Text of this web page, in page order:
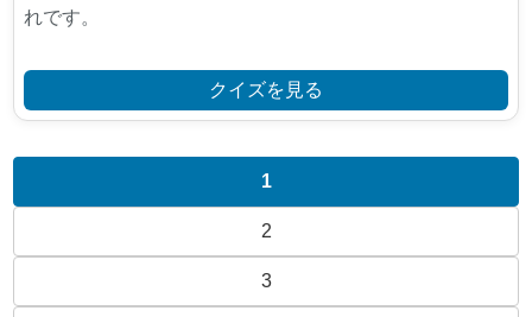
れです。
クイズを見る
1
2
3